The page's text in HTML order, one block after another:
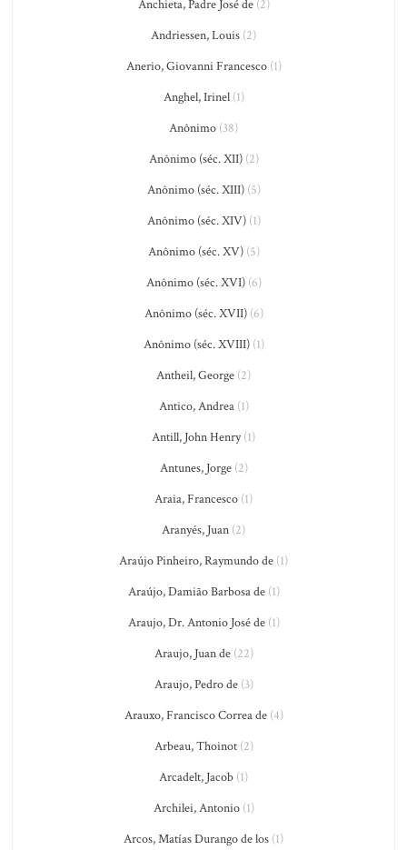
Anchieta, Padre José de(2)
Andriessen, Louis (2)
Anerio, Giovanni Francesco(1)
Anghel, Irinel(1)
Anônimo (38)
Anônimo (séc. XII)(2)
Anônimo (séc. XIII)(5)
Anônimo (séc. XIV)(1)
Anônimo (séc. XV)(5)
Anônimo (séc. XVI)(6)
Anônimo (séc. XVII)(6)
Anônimo (séc. XVIII)(1)
Antheil, George (2)
Antico, Andrea(1)
Antill, John Henry(1)
Antunes, Jorge(2)
Araia, Francesco (1)
Aranyés, Juan (2)
Araújo Pinheiro, Raymundo de (1)
Araújo, Damião Barbosa de(1)
Araujo, Dr. Antonio José de(1)
Araujo, Juan de(22)
Araujo, Pedro de(3)
Arauxo, Francisco Correa de(4)
Arbeau, Thoinot(2)
Arcadelt, Jacob (1)
Archilei, Antonio(1)
Arcos, Matías Durango de los (1)